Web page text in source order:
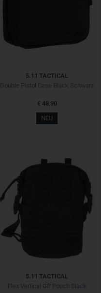
5.11 TACTICAL
Double Pistol Case Black Schwarz
€ 48,90
NEU
5.11 TACTICAL
Flex Vertical GP Pouch Black